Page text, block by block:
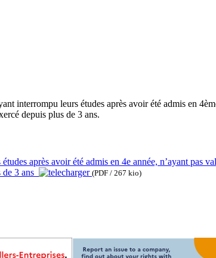
interrompu leurs études après avoir été admis en
depuis plus de 3 ans.
après avoir été admis en 4e année, n’ayant pas
de 3 ans
(PDF / 267 kio)